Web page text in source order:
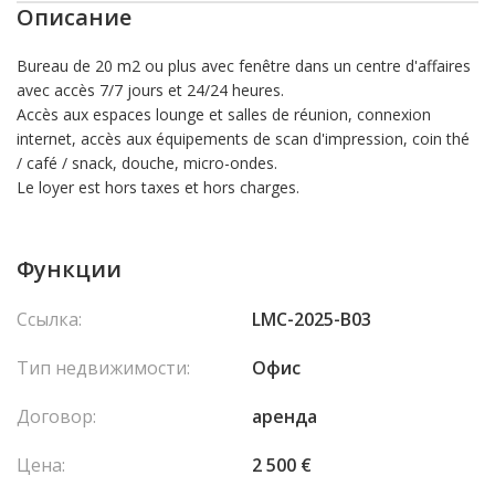
Описание
Bureau de 20 m2 ou plus avec fenêtre dans un centre d'affaires
avec accès 7/7 jours et 24/24 heures.
Accès aux espaces lounge et salles de réunion, connexion
internet, accès aux équipements de scan d'impression, coin thé
/ café / snack, douche, micro-ondes.
Le loyer est hors taxes et hors charges.
Функции
Ссылка:
LMC-2025-B03
Тип недвижимости:
Офис
Договор:
аренда
Цена:
2 500 €